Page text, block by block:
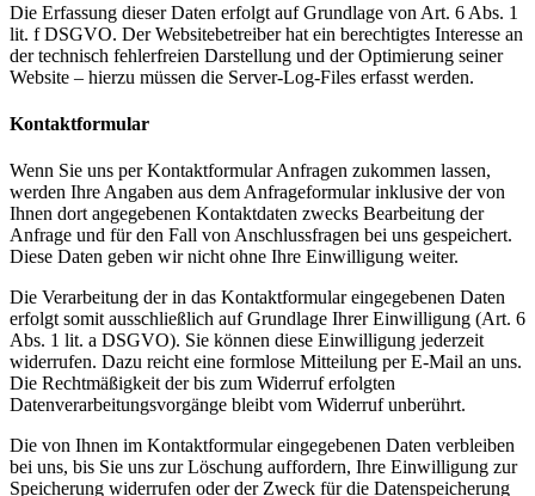
Die Erfassung dieser Daten erfolgt auf Grundlage von Art. 6 Abs. 1
lit. f DSGVO. Der Websitebetreiber hat ein berechtigtes Interesse an
der technisch fehlerfreien Darstellung und der Optimierung seiner
Website – hierzu müssen die Server-Log-Files erfasst werden.
Kontaktformular
Wenn Sie uns per Kontaktformular Anfragen zukommen lassen,
werden Ihre Angaben aus dem Anfrageformular inklusive der von
Ihnen dort angegebenen Kontaktdaten zwecks Bearbeitung der
Anfrage und für den Fall von Anschlussfragen bei uns gespeichert.
Diese Daten geben wir nicht ohne Ihre Einwilligung weiter.
Die Verarbeitung der in das Kontaktformular eingegebenen Daten
erfolgt somit ausschließlich auf Grundlage Ihrer Einwilligung (Art. 6
Abs. 1 lit. a DSGVO). Sie können diese Einwilligung jederzeit
widerrufen. Dazu reicht eine formlose Mitteilung per E-Mail an uns.
Die Rechtmäßigkeit der bis zum Widerruf erfolgten
Datenverarbeitungsvorgänge bleibt vom Widerruf unberührt.
Die von Ihnen im Kontaktformular eingegebenen Daten verbleiben
bei uns, bis Sie uns zur Löschung auffordern, Ihre Einwilligung zur
Speicherung widerrufen oder der Zweck für die Datenspeicherung